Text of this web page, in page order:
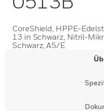
CoreShield, HPPE-
13 in Schwarz, Nitril-
Schwarz, A5/E